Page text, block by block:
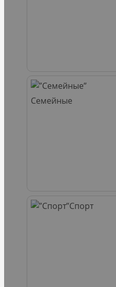
Семейные
Спорт